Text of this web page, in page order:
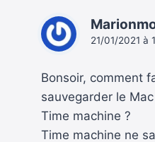
21/01/2021 à
Bonsoir, comment
sauvegarder le
Time machine ?
Time machine ne